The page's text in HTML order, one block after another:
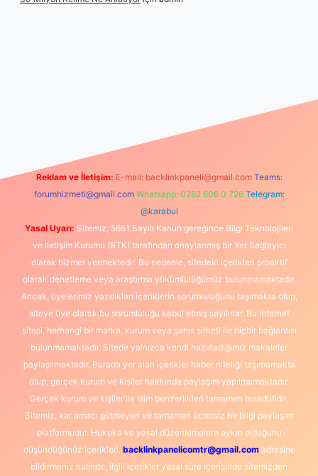
Reklam ve İletişim: E-mail: backlinkpaneli@gmail.com Teams:
forumhizmeti@gmail.com Whatsapp: 0262 606 0 726 Telegram:
@karabul
Yasal Uyarı: Sitemiz, 5651 Sayılı Kanun gereğince Bilgi Teknolojileri
ve İletişim Kurumu (BTK) tarafından onaylanmış bir Yer Sağlayıcı
olarak hizmet vermektedir. Bu nedenle, sitedeki içerikleri proaktif
olarak denetleme veya araştırma yükümlülüğümüz bulunmamaktadır.
Ancak, üyelerimiz yazdıkları içeriklerin sorumluluğunu taşımakta olup,
siteye üye olarak bu sorumluluğu kabul etmiş sayılırlar. Bu internet
sitesi, herhangi bir marka, kurum veya şahıs şirketi ile hiçbir bağlantısı
bulunmamaktadır. Sitede yalnızca kendi hazırladığımız makaleler
paylaşılmaktadır. Burada yer alan içerikler haber niteliği taşımamakta
olup, gerçek kurum ve kişiler hakkında paylaşım yapılmamaktadır.
Gerçek kurum ve kişiler ile isim benzerlikleri tamamen tesadüfidir.
Sitemiz, kar amacı gütmeyen ve tamamen ücretsiz bir bilgi paylaşım
platformudur. Hukuka ve yasal düzenlemelere aykırı olduğunu
düşündüğünüz içerikleri, backlinkpanelicomtr@gmail.comadresine
bildirmeniz halinde, ilgili içerikler yasal süre içerisinde sitemizden